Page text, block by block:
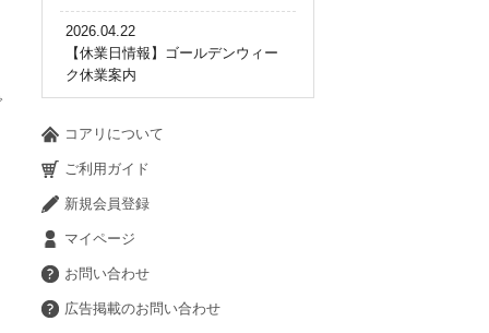
2026.04.22
【休業日情報】ゴールデンウィー
ク休業案内
コアリについて
ご利用ガイド
新規会員登録
マイページ
お問い合わせ
広告掲載のお問い合わせ